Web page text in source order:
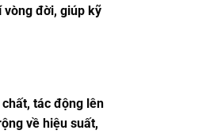
vòng đời, giúp kỹ
tác động lên
về hiệu suất,